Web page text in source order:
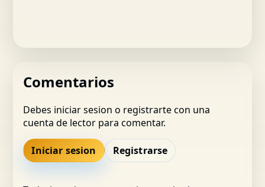
Comentarios
Debes iniciar sesion o registrarte con una
cuenta de lector para comentar.
Iniciar sesion Registrarse